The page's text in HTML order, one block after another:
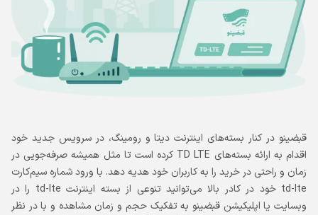
قبضینو در کنار بسته‌های اینترنت دیتا و رومینگ، در سرویس جدید خود
اقدام به ارائه بسته‌‌های TD LTE کرده است تا مثل همیشه صرفه‌جویی در
زمان و راحتی در خرید را به کاربران خود هدیه دهد. با ورود شماره سیم‌کارت
td-lte خود در کادر بالا می‌توانید تنوعی از بسته‌ اینترنت td-lte را در
وبسایت یا اپلیکیشن قبضینو به تفکیک حجم و زمان مشاهده و با در نظر